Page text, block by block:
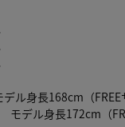
ル身長168cm（FREE
デル身長172cm（